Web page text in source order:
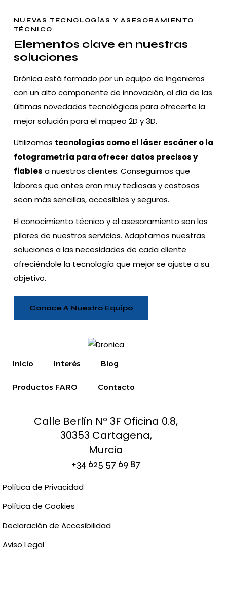
NUEVAS TECNOLOGÍAS Y ASESORAMIENTO
TÉCNICO
Elementos clave en nuestras
soluciones
Drónica está formado por un equipo de ingenieros
con un alto componente de innovación, al día de las
últimas novedades tecnológicas para ofrecerte la
mejor solución para el mapeo 2D y 3D.
Utilizamos tecnologías como el láser escáner o la
fotogrametría para ofrecer datos precisos y
fiables a nuestros clientes. Conseguimos que
labores que antes eran muy tediosas y costosas
sean más sencillas, accesibles y seguras.
El conocimiento técnico y el asesoramiento son los
pilares de nuestros servicios. Adaptamos nuestras
soluciones a las necesidades de cada cliente
ofreciéndole la tecnología que mejor se ajuste a su
objetivo.
Conoce A Nuestro Equipo
Inicio Interés Blog
Productos FARO Contacto
Calle Berlín Nº 3F Oficina 0.8,
30353 Cartagena,
Murcia
+34 625 57 69 87
Política de Privacidad
Política de Cookies
Declaración de Accesibilidad
Aviso Legal